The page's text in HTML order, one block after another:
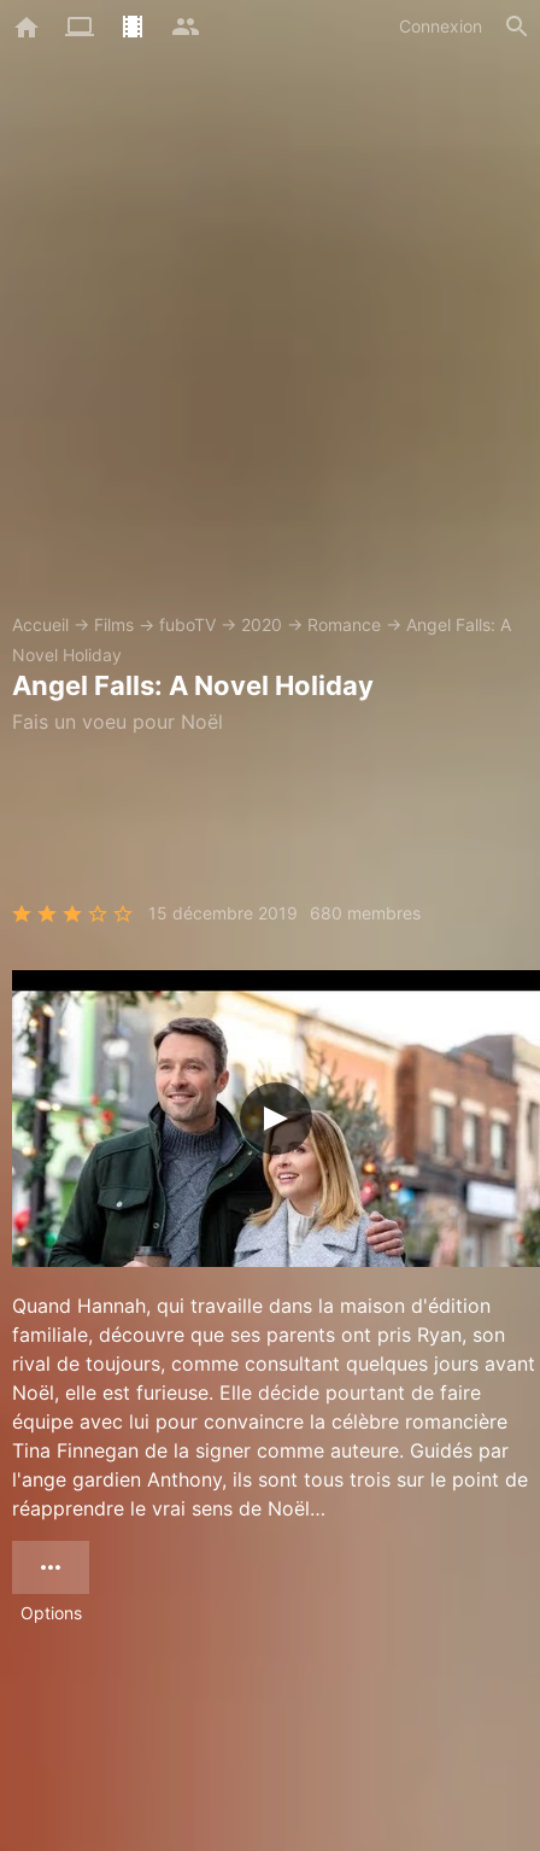
Connexion
Accueil → Films → fuboTV → 2020 → Romance → Angel Falls: A
Novel Holiday
Angel Falls: A Novel Holiday
Fais un voeu pour Noël
15 décembre 2019 680 membres
Quand Hannah, qui travaille dans la maison d'édition
familiale, découvre que ses parents ont pris Ryan, son
rival de toujours, comme consultant quelques jours avant
Noël, elle est furieuse. Elle décide pourtant de faire
équipe avec lui pour convaincre la célèbre romancière
Tina Finnegan de la signer comme auteure. Guidés par
l'ange gardien Anthony, ils sont tous trois sur le point de
réapprendre le vrai sens de Noël…
Options